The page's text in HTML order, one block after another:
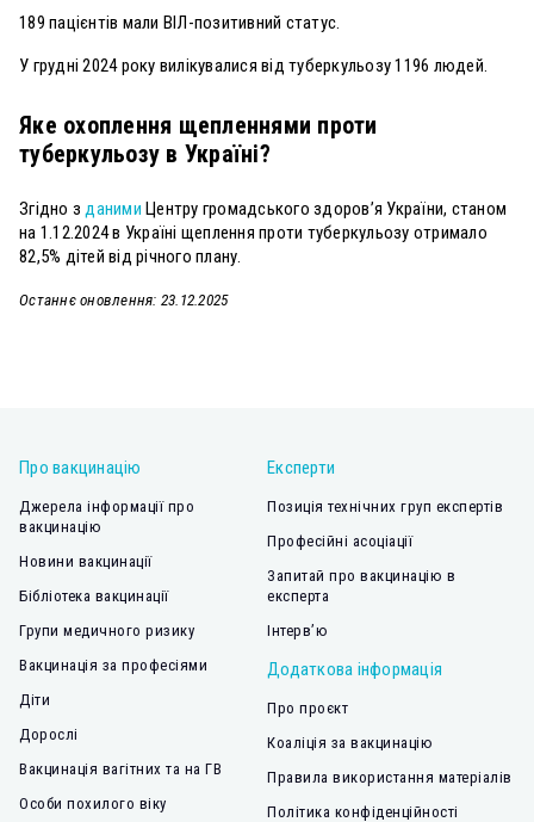
189 пацієнтів мали ВІЛ-позитивний статус.
У грудні 2024 року вилікувалися від туберкульозу 1196 людей.
Яке охоплення щепленнями проти
туберкульозу в Україні?
Згідно зданими Центру громадського здоров’я України, станом
на 1.12.2024 в Україні щеплення проти туберкульозу отримало
82,5% дітей від річного плану.
Останнє оновлення: 23.12.2025
Про вакцинацію
Джерела інформації про
вакцинацію
Новини вакцинації
Бібліотека вакцинації
Групи медичного ризику
Вакцинація за професіями
Діти
Дорослі
Вакцинація вагітних та на ГВ
Особи похилого віку
Експерти
Позиція технічних груп експертів
Професійні асоціації
Запитай про вакцинацію в
експерта
Інтерв’ю
Додаткова інформація
Про проєкт
Коаліція за вакцинацію
Правила використання матеріалів
Політика конфіденційності